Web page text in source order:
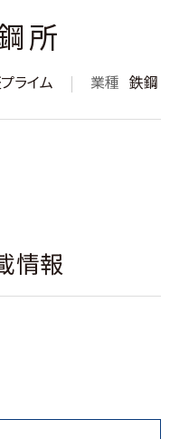
所
ライム 業種 鉄鋼
情報